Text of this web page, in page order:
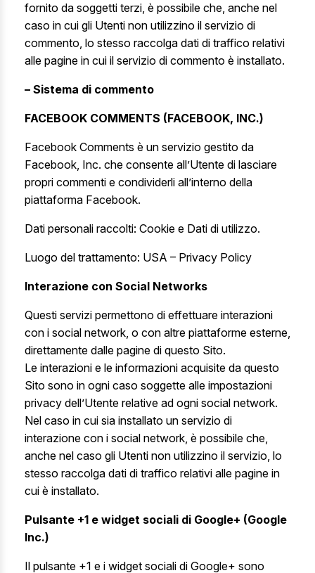
fornito da soggetti terzi, è possibile che, anche nel
caso in cui gli Utenti non utilizzino il servizio di
commento, lo stesso raccolga dati di traffico relativi
alle pagine in cui il servizio di commento è installato.
– Sistema di commento
FACEBOOK COMMENTS (FACEBOOK, INC.)
Facebook Comments è un servizio gestito da
Facebook, Inc. che consente all’Utente di lasciare
propri commenti e condividerli all’interno della
piattaforma Facebook.
Dati personali raccolti: Cookie e Dati di utilizzo.
Luogo del trattamento: USA – Privacy Policy
Interazione con Social Networks
Questi servizi permettono di effettuare interazioni
con i social network, o con altre piattaforme esterne,
direttamente dalle pagine di questo Sito.
Le interazioni e le informazioni acquisite da questo
Sito sono in ogni caso soggette alle impostazioni
privacy dell’Utente relative ad ogni social network.
Nel caso in cui sia installato un servizio di
interazione con i social network, è possibile che,
anche nel caso gli Utenti non utilizzino il servizio, lo
stesso raccolga dati di traffico relativi alle pagine in
cui è installato.
Pulsante +1 e widget sociali di Google+ (Google
Inc.)
Il pulsante +1 e i widget sociali di Google+ sono